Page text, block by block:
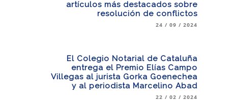
artículos más destacados sobre
resolución de conflictos
24 / 09 / 2024
El Colegio Notarial de Cataluña
entrega el Premio Elías Campo
Villegas al jurista Gorka Goenechea
y al periodista Marcelino Abad
22 / 02 / 2024